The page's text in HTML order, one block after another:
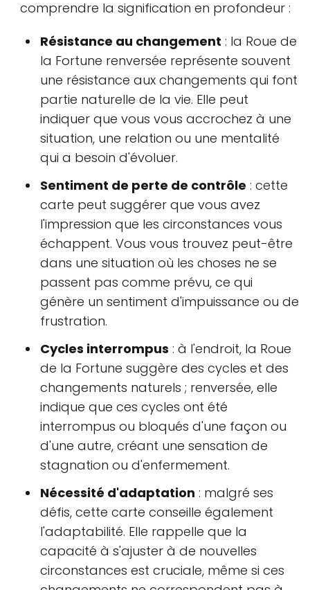
comprendre la signification en profondeur :
Résistance au changement : la Roue de
la Fortune renversée représente souvent
une résistance aux changements qui font
partie naturelle de la vie. Elle peut
indiquer que vous vous accrochez à une
situation, une relation ou une mentalité
qui a besoin d'évoluer.
Sentiment de perte de contrôle : cette
carte peut suggérer que vous avez
l'impression que les circonstances vous
échappent. Vous vous trouvez peut-être
dans une situation où les choses ne se
passent pas comme prévu, ce qui
génère un sentiment d'impuissance ou de
frustration.
Cycles interrompus : à l'endroit, la Roue
de la Fortune suggère des cycles et des
changements naturels ; renversée, elle
indique que ces cycles ont été
interrompus ou bloqués d'une façon ou
d'une autre, créant une sensation de
stagnation ou d'enfermement.
Nécessité d'adaptation : malgré ses
défis, cette carte conseille également
l'adaptabilité. Elle rappelle que la
capacité à s'ajuster à de nouvelles
circonstances est cruciale, même si ces